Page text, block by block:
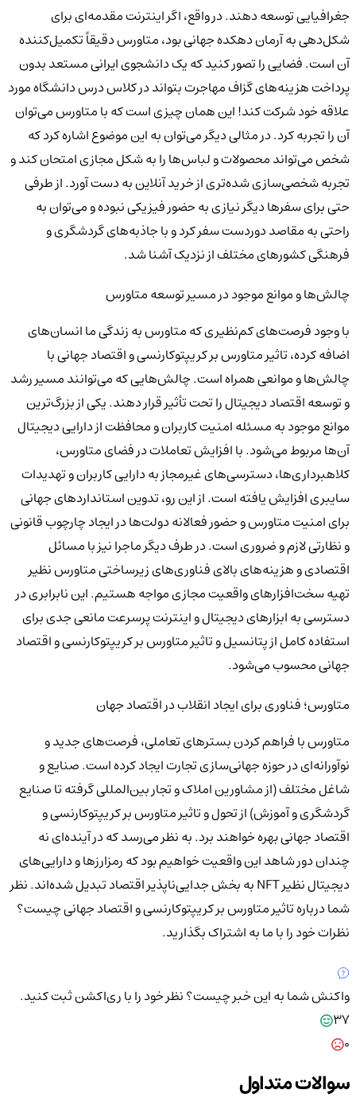
جغرافیایی توسعه دهند. در واقع، اگر اینترنت مقدمه‌ای برای
شکل‌دهی به آرمان دهکده جهانی بود، متاورس دقیقاً تکمیل‌کننده
آن است. فضایی را تصور کنید که یک دانشجوی ایرانی مستعد بدون
پرداخت هزینه‌های گزاف مهاجرت بتواند در کلاس درس دانشگاه مورد
علاقه خود شرکت کند! این همان چیزی است که با متاورس می‌توان
آن را تجربه کرد. در مثالی دیگر می‌توان به این موضوع اشاره کرد که
شخص می‌تواند محصولات و لباس‌ها را به شکل مجازی امتحان کند و
تجربه شخصی‌سازی شده‌تری از خرید آنلاین به دست آورد. از طرفی
حتی برای سفرها دیگر نیازی به حضور فیزیکی نبوده و می‌توان به
راحتی به مقاصد دوردست سفر کرد و با جاذبه‌های گردشگری و
فرهنگی کشورهای مختلف از نزدیک آشنا شد.
چالش‌ها و موانع موجود در مسیر توسعه متاورس
با وجود فرصت‌های کم‌نظیری که متاورس به زندگی ما انسان‌های
اضافه کرده، تاثیر متاورس بر کریپتوکارنسی و اقتصاد جهانی با
چالش‌ها و موانعی همراه است. چالش‌هایی که می‌توانند مسیر رشد
و توسعه اقتصاد دیجیتال را تحت تأثیر قرار دهند. یکی از بزرگ‌ترین
موانع موجود به مسئله امنیت کاربران و محافظت از دارایی دیجیتال
آن‌ها مربوط می‌شود. با افزایش تعاملات در فضای متاورس،
کلاهبرداری‌ها، دسترسی‌های غیرمجاز به دارایی‌ کاربران و تهدیدات
سایبری افزایش یافته است. از این رو، تدوین استانداردهای جهانی
برای امنیت متاورس و حضور فعالانه دولت‌ها در ایجاد چارچوب قانونی
و نظارتی لازم و ضروری است. در طرف دیگر ماجرا نیز با مسائل
اقتصادی و هزینه‌های بالای فناوری‌های زیرساختی متاورس نظیر
تهیه سخت‌افزارهای واقعیت مجازی مواجه هستیم. این نابرابری در
دسترسی به ابزارهای دیجیتال و اینترنت پرسرعت مانعی جدی برای
استفاده کامل از پتانسیل و تاثیر متاورس بر کریپتوکارنسی و اقتصاد
جهانی محسوب می‌شود.
متاورس؛ فناوری برای ایجاد انقلاب در اقتصاد جهان
متاورس با فراهم کردن بسترهای تعاملی، فرصت‌های جدید و
نوآورانه‌ای در حوزه جهانی‌سازی تجارت ایجاد کرده است. صنایع و
شاغل مختلف (از مشاورین املاک و تجار بین‌المللی گرفته تا صنایع
گردشگری و آموزش) از تحول و تاثیر متاورس بر کریپتوکارنسی و
اقتصاد جهانی بهره خواهند برد. به نظر می‌رسد که در آینده‌ای نه
چندان دور شاهد این واقعیت خواهیم بود که رمزارزها و دارایی‌های
دیجیتال نظیر NFT به بخش جدایی‌ناپذیر اقتصاد تبدیل شده‌اند. نظر
شما درباره تاثیر متاورس بر کریپتوکارنسی و اقتصاد جهانی چیست؟
نظرات خود را با ما به اشتراک بگذارید.
واکنش شما به این خبر چیست؟نظر خود را با ری‌اکشن ثبت کنید.
37
سوالات متداول